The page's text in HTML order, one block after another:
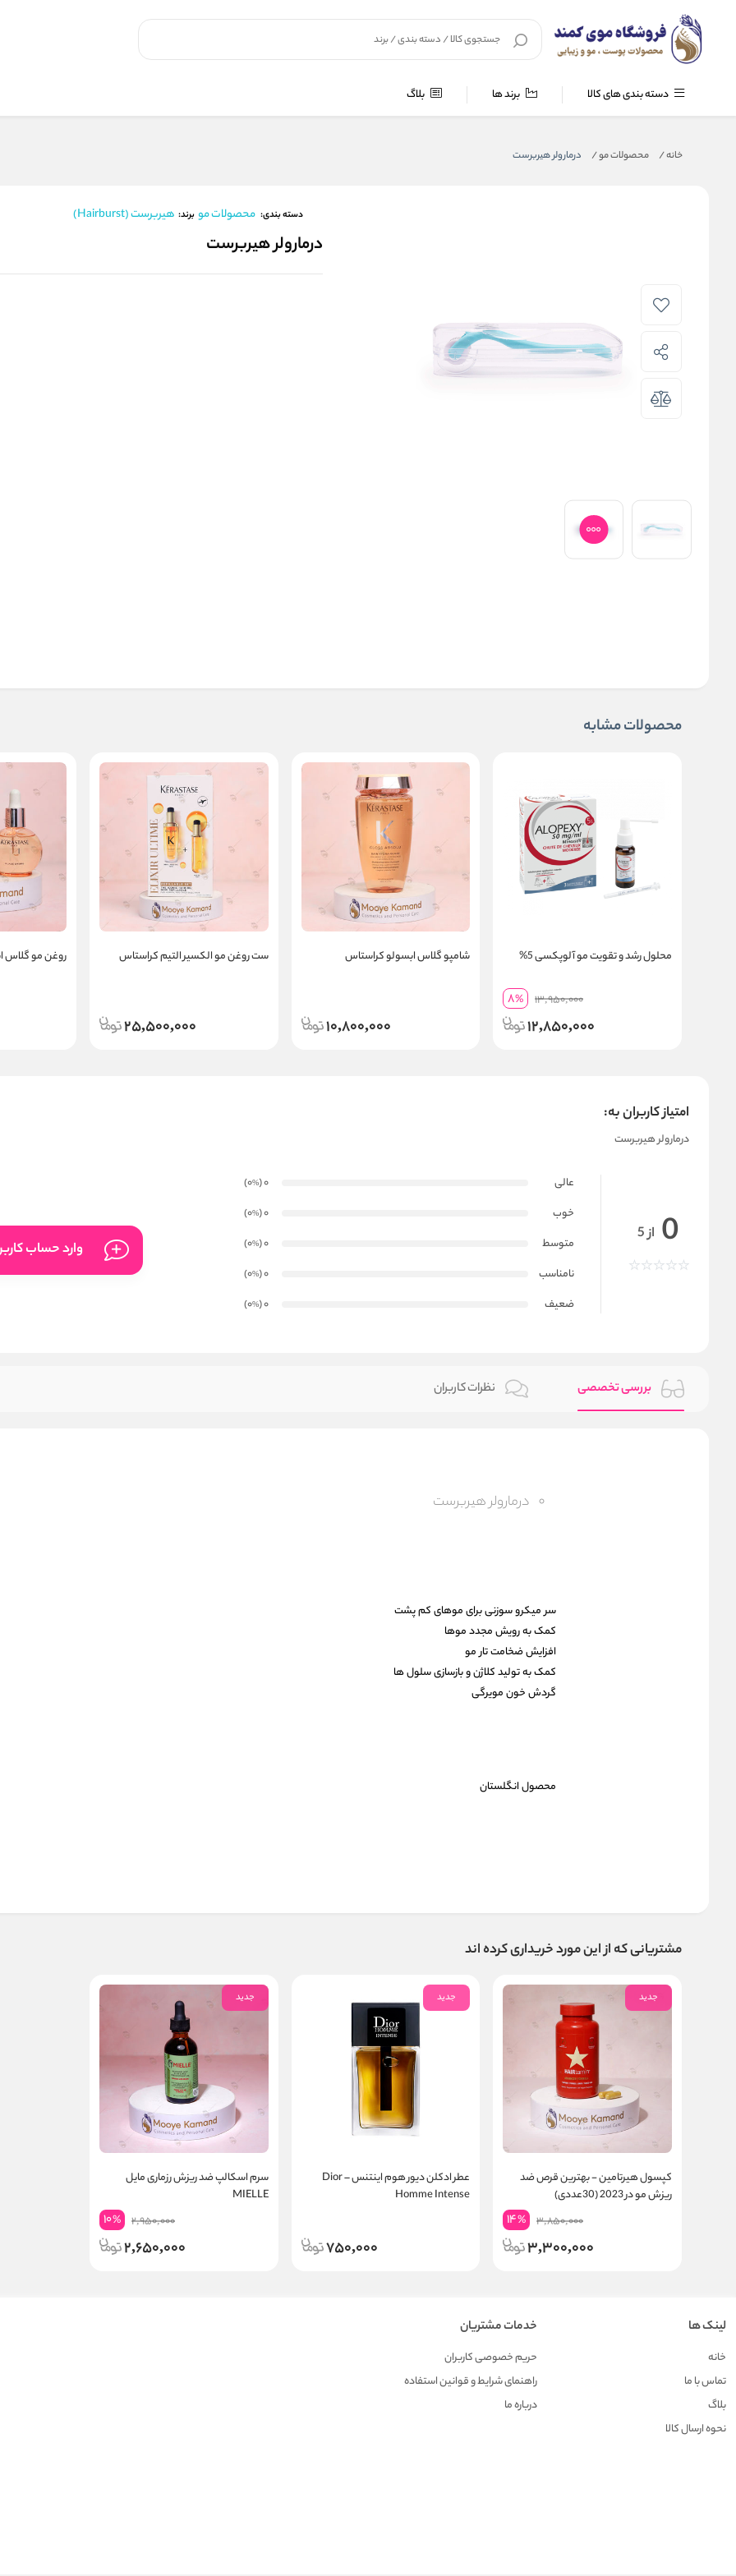
دسته بندی های کالا برند ها بلاگ
خانه/ محصولات مو/ درمارولر هیربرست
دسته بندی: محصولات مو برند: هیربرست (Hairburst)
درمارولر هیربرست
محصولات مشابه
محلول رشد و تقویت مو آلوپکسی 5%
13,950,000
8%
12,850,000
شامپو گلاس ابسولو کراستاس
10,800,000
ست روغن مو الکسیر التیم کراستاس
25,500,000
روغن مو گلاس
امتیاز کاربران به:
درمارولر هیربرست
0 از 5
عالی 0
(0
%
)
خوب
0
(0
%
)
متوسط
0
(0
%
)
نامناسب
0
(0
%
)
ضعیف
0
(0
%
)
وارد حساب
بررسی تخصصی نظرات کاربران
درمارولر هیربرست
سر میکرو سوزنی برای موهای کم پشت
کمک به رویش مجدد موها
افزایش ضخامت تار مو
کمک به تولید کلاژن و بازسازی سلول ها
گردش خون مویرگی
محصول انگلستان
مشتریانی که از این مورد خریداری کرده اند
جدید
کپسول هیرتامین - بهترین قرص ضد
ریزش مو در 2023 (30عددی)
3,850,000
14%
3,300,000
جدید
عطر ادکلن دیور هوم اینتنس – Dior
Homme Intense
750,000
جدید
سرم اسکالپ ضد ریزش رزماری مایل
MIELLE
2,950,000
10%
2,650,000
لینک ها
خانه
تماس با ما
بلاگ
نحوه ارسال کالا
خدمات مشتریان
حریم خصوصی کاربران
راهنمای شرایط و قوانین استفاده
درباره ما